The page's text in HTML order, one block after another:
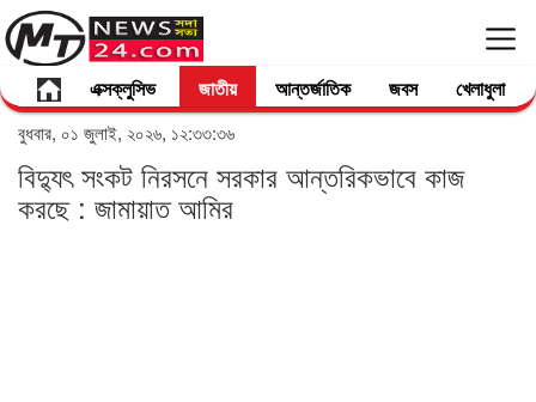
এক্সক্লুসিভ জাতীয় আন্তর্জাতিক জবস খেলাধুলা
বুধবার, ০১ জুলাই, ২০২৬, ১২:৩৩:৩৬
বিদ্যুৎ সংকট নিরসনে সরকার আন্তরিকভাবে কাজ
করছে : জামায়াত আমির